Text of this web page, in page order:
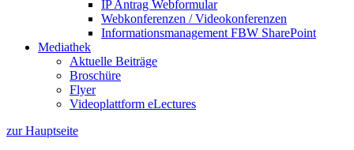
IP Antrag Webformular
Webkonferenzen / Videokonferenzen
Informationsmanagement FBW SharePoint
Mediathek
Aktuelle Beiträge
Broschüre
Flyer
Videoplattform eLectures
zur Hauptseite